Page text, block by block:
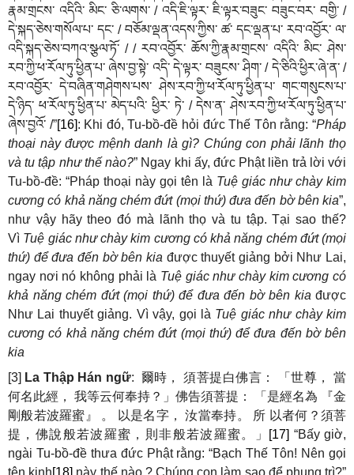
རྣམ་གྲངས་ འདིའི་ མིང་ ཅི་ལགས་/ འདི་ཇི་ལྟར་ ཇི་ལྟར་བཟུང་ བཟུང་བར་ བགྱི་/
དེ་སྐད་ཅེས་གསོལ་པ་ དང་ / བཅོམ་ལྡན་འདས་ཀྱིས་ ཚ་ དང་ལྡན་པ་ རབ་འབྱོར་ ལ་
འདི་སྐད་ཅེས་བཀའ་སྩལ་ཏོ་ / /རབ་འབྱོར་ ཆོས་ཀྱི་རྣམ་གྲངས་ འདིའི་ མིང་ ཤེས་
རབ་ཀྱི་ཕ་རོལ་ཏུ་ཕྱིན་པ་ ཞེས་བྱ་སྟེ་ འདི་ དེ་ལྟར་ བཟུངས་ ཤིག་/ དེ་ཅིའི་ཕྱིར་ཞེ་ན་/
རབ་འབྱོར་ དེ་བཞིན་གཤེགས་པས་ ཤེས་རབ་ཀྱི་ཕ་རོལ་ཏུ་ཕྱིན་པ་ གང་གསུངས་པ་
དེ་ཉིད་ ཕ་རོལ་ཏུ་ཕྱིན་པ་ མེད་པའི་ ཕྱིར་ ཏེ་/དེས་ན་ ཤེས་རབ་ཀྱི་ཕ་རོལ་ཏུ་ཕྱིན་པ་
ཞེས་བྱའོ་ /”[16]: Khi đó, Tu-bồ-đề hỏi đức Thế Tôn rằng: “Pháp
thoại này được mệnh danh là gì? Chúng con phải lãnh thọ
và tu tập như thế nào?” Ngay khi ấy, đức Phật liền trả lời với
Tu-bồ-đề: “Pháp thoại này gọi tên là Tuệ giác như chày kim
cương có khả năng chém đứt (mọi thứ) đưa đến bờ bên kia”,
như vậy hãy theo đó mà lãnh thọ và tu tập. Tại sao thế?
Vì Tuệ giác như chày kim cương có khả năng chém đứt (mọi
thứ) để đưa đến bờ bên kia được thuyết giảng bởi Như Lai,
ngay nơi nó không phải là Tuệ giác như chày kim cương có
khả năng chém đứt (mọi thứ) để đưa đến bờ bên kia được
Như Lai thuyết giảng. Vì vậy, gọi là Tuệ giác như chày kim
cương có khả năng chém đứt (mọi thứ) để đưa đến bờ bên
kia
[3] La Thập Hán ngữ: 爾時， 須菩提白佛言： 「世尊，
當
何名此經，
我等云何奉持？」佛告須菩提： 「是經名為
『金
剛般若波羅蜜』
。 以是名字， 汝當奉持。 所 以者何？須菩
提，佛說般若波羅蜜，則非般若波羅蜜。 」 [17] “Bấy giờ,
ngài Tu-bồ-đề thưa đức Phật rằng: “Bạch Thế Tôn! Nên gọi
tên kinh[18] này thế nào ? Chúng con làm sao để phụng trì?”